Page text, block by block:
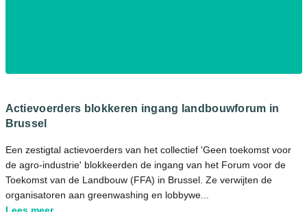
Actievoerders blokkeren ingang landbouwforum in
Brussel
Een zestigtal actievoerders van het collectief 'Geen toekomst voor
de agro-industrie' blokkeerden de ingang van het Forum voor de
Toekomst van de Landbouw (FFA) in Brussel. Ze verwijten de
organisatoren aan greenwashing en lobbywe...
Lees meer